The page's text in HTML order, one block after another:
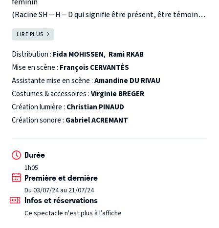
(Racine SH – H – D qui signifie être présent, être témoin,
attester)
1. Témoignage
2. Profession de foi musulmane, premier pilier de l’islam
3. Martyr Shahadaest une plongée archéologique dans
les souvenirs d’une vie, pour tenter de déterrer du fin fond
de la mémoire ce qui peut faire naître chez un jeune
homme la tentation de la radicalité et retrouver les traces
de la lente et mystérieuse libération d’un corps et d’une
est aujourd’hui et qui a fait le pari de l’amour.
partir de 14 ans
LIRE PLUS
Distribution : Fida MOHISSEN, Rami RKAB
Mise en scène : François CERVANTÈS
Assistante mise en scène :Amandine DU RIVAU
Costumes & accessoires :Virginie BREGER
Création lumière : Christian PINAUD
Création sonore : Gabriel ACREMANT
Durée
1h05
Première et dernière
Du 03/07/24 au 21/07/24
Infos et réservations
Ce spectacle n'est plus à l’affiche